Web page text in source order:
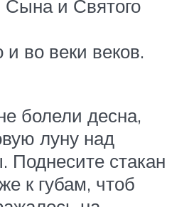
и Святого
во веки веков.
болели десна,
луну над
Поднесите стакан
к губам, чтоб